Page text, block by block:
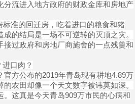
流进入地方政府的财政金库和房地产
准的回迁房，吃着进口的粮食和猪
的结局是一场不可逆转的灭顶之灾。
过政府和房地厂商施舍的一点残羹和
口肉？
官方公布的2019年青岛现有耕地4.89万
农田却像一个天文数字被讳莫如深。
这真是今天青岛909万市民的心病和